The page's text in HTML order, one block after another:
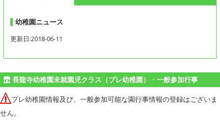
幼稚園ニュース
更新日:2018-06-11
長龍寺幼稚園未就園児クラス（プレ幼稚園）・一般参加行事
プレ幼稚園情報及び、一般参加可能な園行事情報の登録はございま
せん。